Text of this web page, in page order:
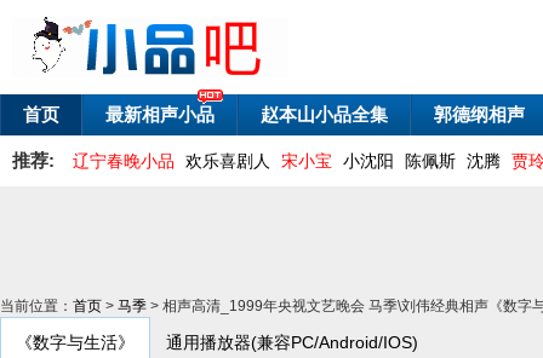
首页 最新相声小品 赵本山小品全集 郭德纲相声
推荐: 辽宁春晚小品 欢乐喜剧人 宋小宝 小沈阳 陈佩斯 沈腾 贾
当前位置： 首页 > 马季 > 相声高清_1999年央视文艺晚会 马季\刘伟经典相声《数字
《数字与生活》 通用播放器(兼容PC/Android/IOS)